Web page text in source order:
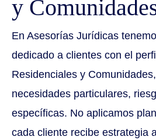
y
En Asesorías Jurídicas
dedicado a clientes con el
Residenciales y
necesidades particulares,
específicas. No aplicamos
cada cliente recibe estrategia